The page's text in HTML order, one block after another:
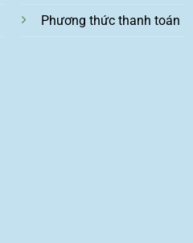
Phương thức thanh toán